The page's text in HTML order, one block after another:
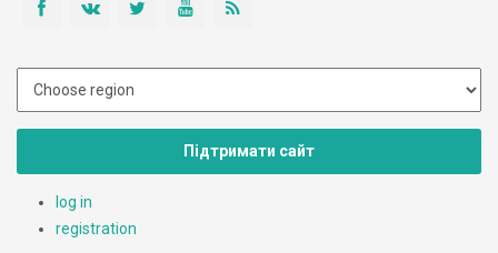
Підтримати сайт
log in
registration